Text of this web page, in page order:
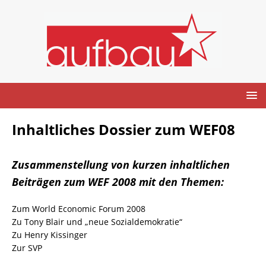
Inhaltliches Dossier zum WEF08
Zusammenstellung von kurzen inhaltlichen
Beiträgen zum WEF 2008 mit den Themen:
Zum World Economic Forum 2008
Zu Tony Blair und „neue Sozialdemokratie“
Zu Henry Kissinger
Zur SVP